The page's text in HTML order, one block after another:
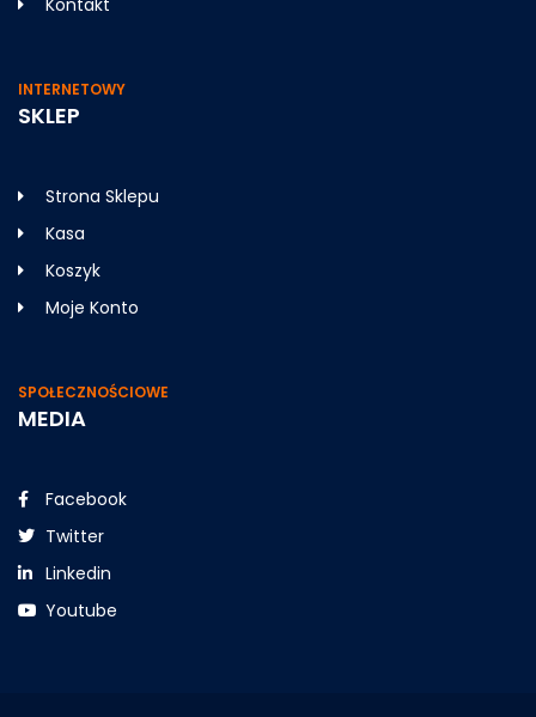
INTERNETOWY
SKLEP
Strona Sklepu
Kasa
Koszyk
Moje Konto
SPOŁECZNOŚCIOWE
MEDIA
Facebook
Twitter
Linkedin
Youtube